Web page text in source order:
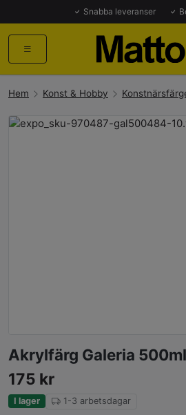
Snabba leveranser
Hem Konst & Hobby
Akrylfärg Galeria 500ml
175 kr
I lager 1-3 arbetsdagar